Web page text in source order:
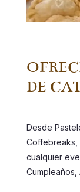
DE
Desde
Coffebreaks,
cualquier
Cumpleaños,